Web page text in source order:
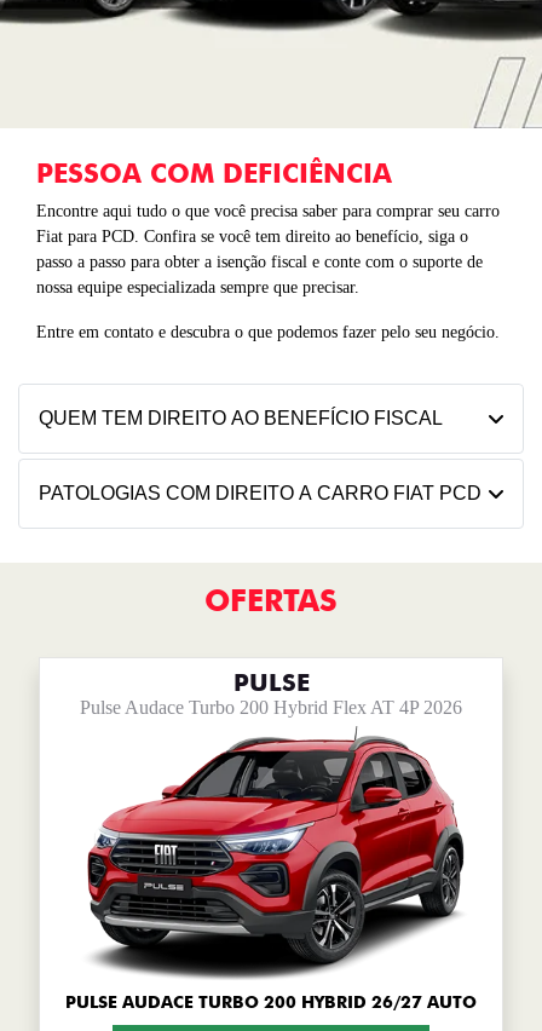
PESSOA COM DEFICIÊNCIA
Encontre aqui tudo o que você precisa saber para comprar seu carro
Fiat para PCD. Confira se você tem direito ao benefício, siga o
passo a passo para obter a isenção fiscal e conte com o suporte de
nossa equipe especializada sempre que precisar.​
Entre em contato e descubra o que podemos fazer pelo seu negócio.
QUEM TEM DIREITO AO BENEFÍCIO FISCAL
PATOLOGIAS COM DIREITO A CARRO FIAT PCD
OFERTAS
PULSE
Pulse Audace Turbo 200 Hybrid Flex AT 4P 2026
PULSE AUDACE TURBO 200 HYBRID 26/27 AUTO